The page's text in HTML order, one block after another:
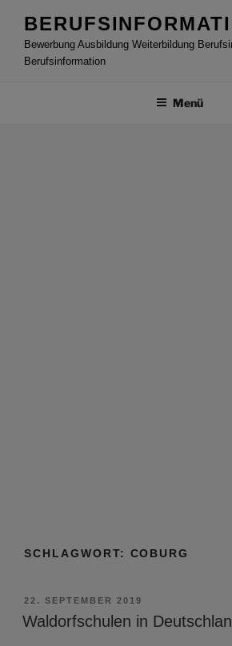
Inhalt
springenBewerbung Ausbildung Weiterbildung
Berufsinformation
Menü
SCHLAGWORT: COBURG
VERÖFFENTLICHT
AM
22. SEPTEMBER 2019
Waldorfschulen in